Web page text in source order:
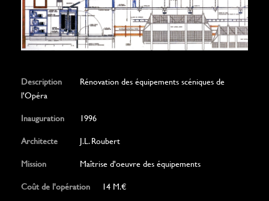
Description
Rénovation des équipements scéniques de
l'Opéra
Inauguration
1996
Architecte
J.L. Roubert
Mission
Maîtrise d'oeuvre des équipements
Coût de l'opération
14 M.€